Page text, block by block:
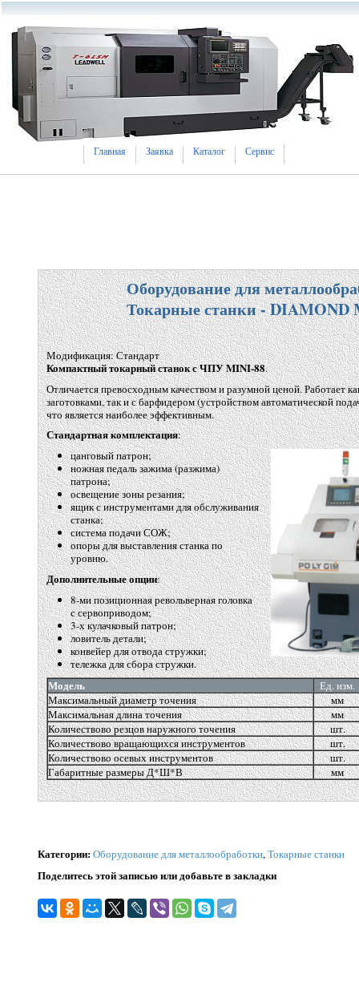
Главная Заявка Каталог Сервис
Оборудование для
Токарные станки - DIAMOND
Модификация: Стандарт
Компактный токарный станок с ЧПУ MINI-88.
Отличается превосходным качеством и разумной ценой. Работает
заготовками, так и с барфидером(устройством автоматической
что является наиболее эффективным.
Стандартная комплектация:
цанговый патрон;
ножная педаль зажима(разжима)
патрона;
освещение зоны резания;
ящик с инструментами для обслуживания
станка;
система подачи СОЖ;
опоры для выставления станка по
уровню.
Дополнительные опции:
8-ми позиционная револьверная головка
с сервоприводом;
3-х кулачковый патрон;
ловитель детали;
конвейер для отвода стружки;
тележка для сбора стружки.
Модель
Ед. изм.
Максимальный диаметр точения
мм
Максимальная длина точения
мм
Количествово резцов наружного точения
шт.
Количествово вращающихся инструментов
шт.
Количествово осевых инструментов
шт.
Габаритные размеры Д*Ш*В
мм
Категории:Оборудование для металлообработки,Токарные станки
Поделитесь этой записью или добавьте в закладки